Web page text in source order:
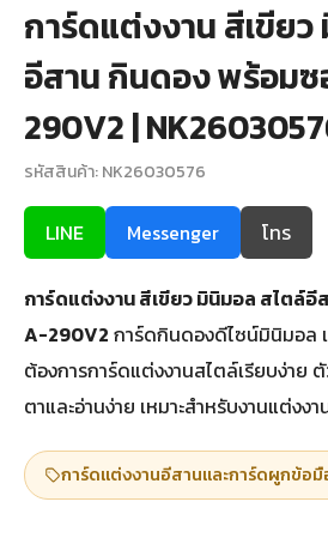
บทความ
การ์ดแต่งงาน สีเขีย
อีสาน กินดอง พร้อมซ
290V2 |
รหัสสินค้า: NK26030576
LINE Messenger โทร
การ์ดแต่งงาน สีเขียว มินิมอล สไตล์
A-290V2 การ์ดกินดองดีไซน์มินิมอล
ต้องการการ์ดแต่งงานสไตล์เรียบง่าย
ตาและอ่านง่าย เหมาะสำหรับงานแต่งง
การ์ดแต่งงานอีสานและการ์ดผูกข้อมื